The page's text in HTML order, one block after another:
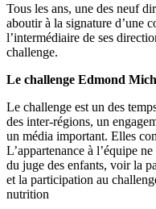
Tous les ans, une des neuf
aboutir à la signature d’une
l’intermédiaire de ses
challenge.
Le challenge Edmond
Le challenge est un des
des inter-régions, un
un média important. Elles
L’appartenance à l’équipe
du juge des enfants, voir la
et la participation au
nutrition